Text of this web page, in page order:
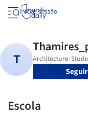
Iniciar sessão
Seguir
Escola